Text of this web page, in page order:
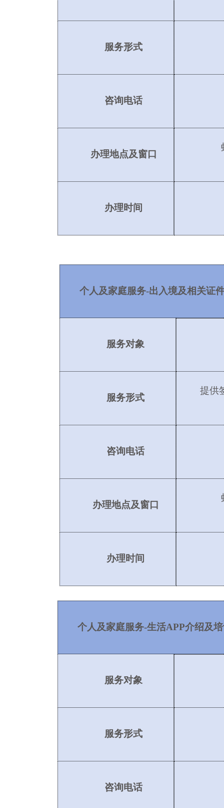
服务形式
咨询电话
办理地点及窗口
办理时间
个人及家庭服务-出入境及相关证
服务对象
服务形式
提供
咨询电话
办理地点及窗口
办理时间
个人及家庭服务-生活APP介绍及
服务对象
服务形式
咨询电话